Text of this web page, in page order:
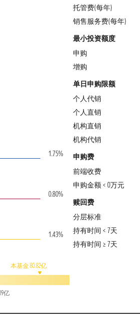
1.75%
0.80%
1.43%
本基金 80.82亿
亿
托管费(每年)
销售服务费(每年)
最小投资额度
申购
增购
单日申购限额
个人代销
个人直销
机构直销
机构代销
申购费
前端收费
申购金额 < 0万元
赎回费
分层标准
持有时间 < 7天
持有时间 ≥ 7天